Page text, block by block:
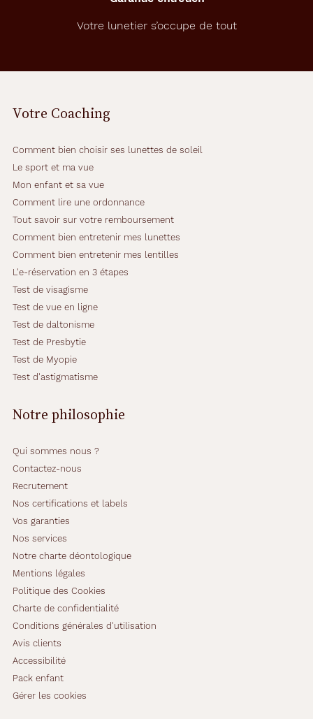
Faubourg
Votre lunetier s’occupe de tout
Votre Coaching
Comment bien choisir ses lunettes de soleil
Le sport et ma vue
Mon enfant et sa vue
Comment lire une ordonnance
Tout savoir sur votre remboursement
Comment bien entretenir mes lunettes
Comment bien entretenir mes lentilles
L'e-réservation en 3 étapes
Test de visagisme
Test de vue en ligne
Test de daltonisme
Test de Presbytie
Test de Myopie
Test d'astigmatisme
Notre philosophie
Qui sommes nous ?
Contactez-nous
Recrutement
Nos certifications et labels
Vos garanties
Nos services
Notre charte déontologique
Mentions légales
Politique des Cookies
Charte de confidentialité
Conditions générales d'utilisation
Avis clients
Accessibilité
Pack enfant
Gérer les cookies